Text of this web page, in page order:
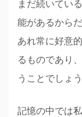
まだ続いてい
能があるから
あれ常に好意
るものであり
うことでしょう
記憶の中では